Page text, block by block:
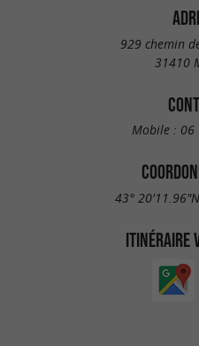
929 chemin
31410
Mobile : 06
43°
ITINÉRAIRE